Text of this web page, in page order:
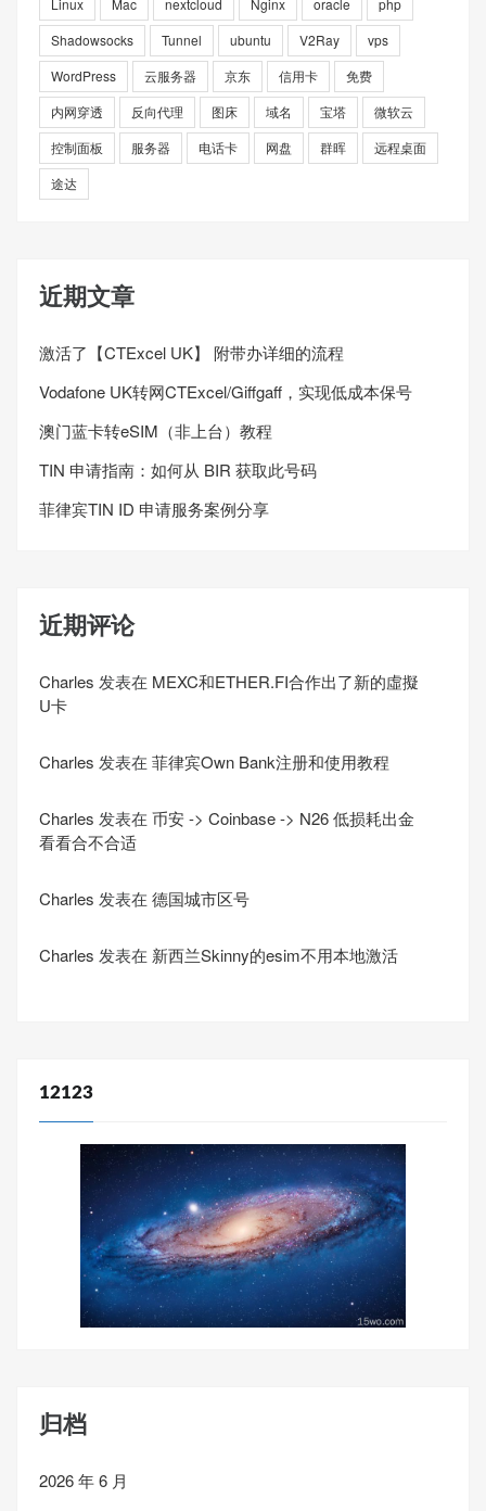
Shadowsocks
Tunnel ubuntu V2Ray
vps
WordPress
云服务器 京东 信用卡
免费
内网穿透
反向代理 图床 域名 宝塔
微软云
控制面板
服务器 电话卡 网盘 群晖
远程桌面
途达
近期文章
激活了【CTExcel UK】 附带办详细的流程
Vodafone UK转网CTExcel/Giffgaff，实现低成本保号
澳门蓝卡转eSIM（非上台）教程
TIN 申请指南：如何从 BIR 获取此号码
菲律宾TIN ID 申请服务案例分享
近期评论
Charles 发表在 MEXC和ETHER.FI合作出了新的虛擬
U卡
Charles 发表在 菲律宾Own Bank注册和使用教程
Charles 发表在 币安 -> Coinbase -> N26 低损耗出金
看看合不合适
Charles 发表在 德国城市区号
Charles 发表在 新西兰Skinny的esim不用本地激活
12123
归档
2026 年 6 月